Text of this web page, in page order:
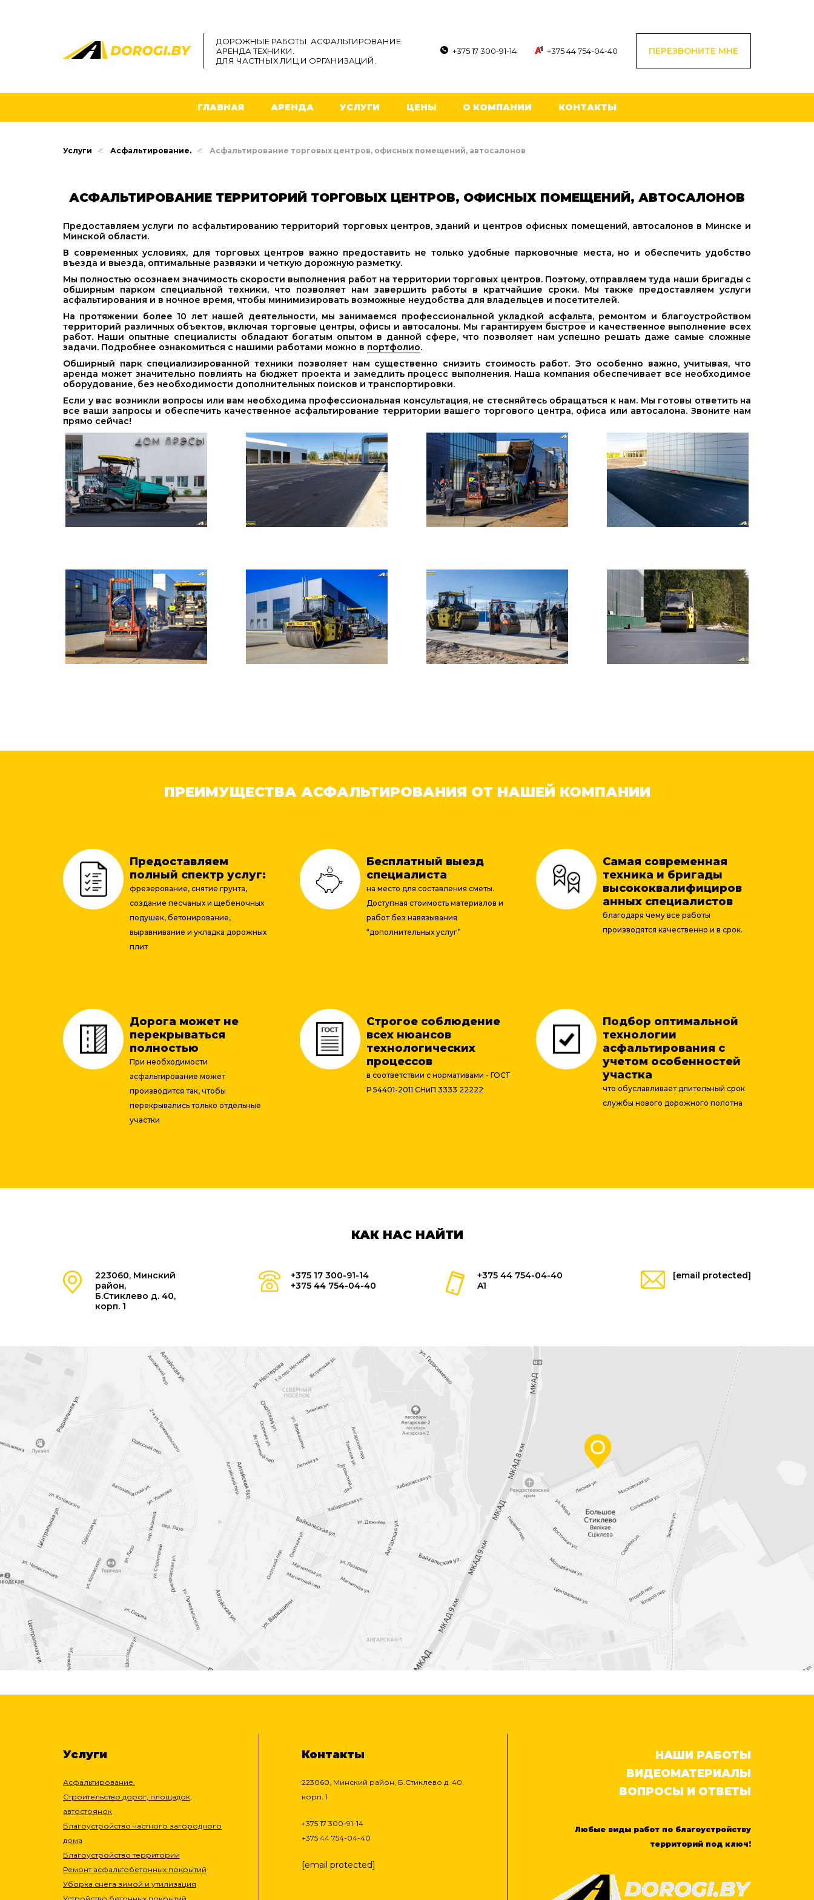
ДОРОЖНЫЕ РАБОТЫ. АСФАЛЬТИРОВАНИЕ.
АРЕНДА ТЕХНИКИ.
ДЛЯ ЧАСТНЫХ ЛИЦ И ОРГАНИЗАЦИЙ.
+375 17 300-91-14 +375 44 754-04-40 ПЕРЕЗВОНИТЕ МНЕ
ГЛАВНАЯ АРЕНДА УСЛУГИ ЦЕНЫ О КОМПАНИИ КОНТАКТЫ
Услуги Асфальтирование. Асфальтирование торговых центров, офисных помещений, автосалонов
АСФАЛЬТИРОВАНИЕ ТЕРРИТОРИЙ ТОРГОВЫХ ЦЕНТРОВ, ОФИСНЫХ ПОМЕЩЕНИЙ, АВТОСАЛОНОВ
Предоставляем услуги по асфальтированию территорий торговых центров, зданий и центров офисных помещений, автосалонов в Минске и
Минской области.
В современных условиях, для торговых центров важно предоставить не только удобные парковочные места, но и обеспечить удобство
въезда и выезда, оптимальные развязки и четкую дорожную разметку.
Мы полностью осознаем значимость скорости выполнения работ на территории торговых центров. Поэтому, отправляем туда наши бригады с
обширным парком специальной техники, что позволяет нам завершить работы в кратчайшие сроки. Мы также предоставляем услуги
асфальтирования и в ночное время, чтобы минимизировать возможные неудобства для владельцев и посетителей.
На протяжении более 10 лет нашей деятельности, мы занимаемся профессиональнойукладкой асфальта, ремонтом и благоустройством
территорий различных объектов, включая торговые центры, офисы и автосалоны. Мы гарантируем быстрое и качественное выполнение всех
работ. Наши опытные специалисты обладают богатым опытом в данной сфере, что позволяет нам успешно решать даже самые сложные
задачи. Подробнее ознакомиться с нашими работами можно в портфолио.
Обширный парк специализированной техники позволяет нам существенно снизить стоимость работ. Это особенно важно, учитывая, что
аренда может значительно повлиять на бюджет проекта и замедлить процесс выполнения. Наша компания обеспечивает все необходимое
оборудование, без необходимости дополнительных поисков и транспортировки.
Если у вас возникли вопросы или вам необходима профессиональная консультация, не стесняйтесь обращаться к нам. Мы готовы ответить на
все ваши запросы и обеспечить качественное асфальтирование территории вашего торгового центра, офиса или автосалона. Звоните нам
прямо сейчас!
ПРЕИМУЩЕСТВА АСФАЛЬТИРОВАНИЯ ОТ НАШЕЙ КОМПАНИИ
Предоставляем
полный спектр услуг:
фрезерование, снятие грунта,
создание песчаных и щебеночных
подушек, бетонирование,
выравнивание и укладка дорожных
плит
Бесплатный выезд
специалиста
на место для составления сметы.
Доступная стоимость материалов и
работ без навязывания
“дополнительных услуг”
Самая современная
техника и бригады
высококвалифициров
анных специалистов
благодаря чему все работы
производятся качественно и в срок.
Дорога может не
перекрываться
полностью
При необходимости
асфальтирование может
производится так, чтобы
перекрывались только отдельные
участки
Строгое соблюдение
всех нюансов
технологических
процессов
в соответствии с нормативами - ГОСТ
Р 54401-2011 СНиП 3333 22222
Подбор оптимальной
технологии
асфальтирования с
учетом особенностей
участка
что обуславливает длительный срок
службы нового дорожного полотна
КАК НАС НАЙТИ
223060, Минский
район,
Б.Стиклево д. 40,
корп. 1
+375 17 300-91-14
+375 44 754-04-40
+375 44 754-04-40
A1
[email protected]
Услуги
Асфальтирование.
Строительство дорог, площадок,
автостоянок
Благоустройство частного загородного
дома
Благоустройство территории
Ремонт асфальтобетонных покрытий
Уборка снега зимой и утилизация
Контакты
223060, Минский район, Б.Стиклево д. 40,
корп. 1
+375 17 300-91-14
+375 44 754-04-40
[email protected]
НАШИ РАБОТЫ
ВИДЕОМАТЕРИАЛЫ
ВОПРОСЫ И ОТВЕТЫ
Любые виды работ по благоустройству
территорий под ключ!